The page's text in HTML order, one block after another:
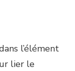
l’élément
lier le